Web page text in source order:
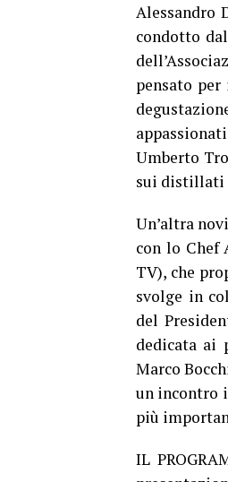
Alessandro
condotto
pensato
Umberto
sui distillati
Un’altra
con lo Chef
TV), che
svolge in
del
dedicata ai
Marco
un incontro
più
IL